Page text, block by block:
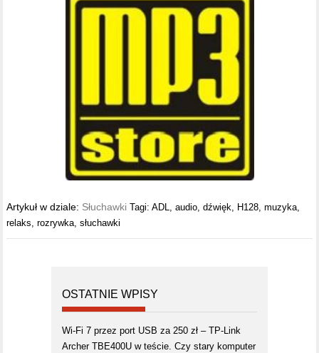
Artykuł w dziale: Słuchawki Tagi:ADL ,audio ,dźwięk H128 ,muzyka
relaks ,rozrywka ,słuchawki
OSTATNIE WPISY
Wi-Fi 7 przez port USB za 250 zł – TP-Link
Archer TBE400U w teście. Czy stary komputer